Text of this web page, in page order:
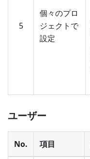
5
個々のプロ
ジェクトで
設定
ユーザー
No. 項目